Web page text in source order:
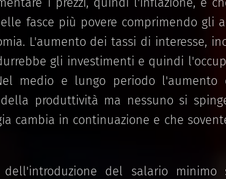
fasce più povere comprimendo gli
L'aumento dei tassi di interesse,
gli investimenti e quindi
medio e lungo periodo l'aumento
produttività ma nessuno si
cambia in continuazione e che
del salario minimo